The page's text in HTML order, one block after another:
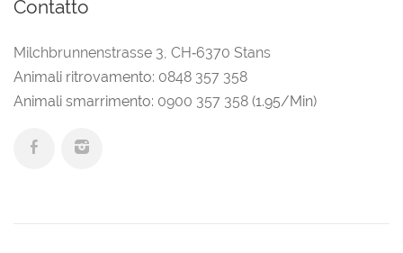
Contatto
Milchbrunnenstrasse 3 CH‑6370 Stans
Animali ritrovamento: 0848 357 358
Animali smarrimento: 0900 357 358 (1.95/Min)